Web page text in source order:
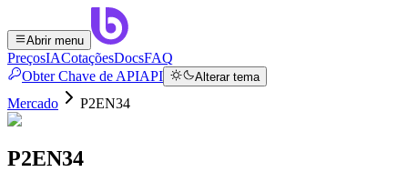
Abrir menu
PreçosIACotaçõesDocsFAQ
Obter Chave de APIAPI Alterar tema
Mercado P2EN34
P2EN34